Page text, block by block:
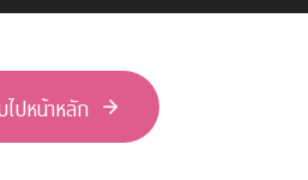
ปหน้าหลัก